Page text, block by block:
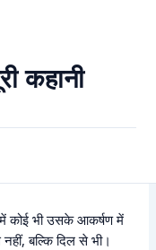
कहानी
बिखर जाती है या खुद को
की, जिसने दुख को आज़ादी में
में कोई भी उसके आकर्षण में
बल्कि दिल से भी।